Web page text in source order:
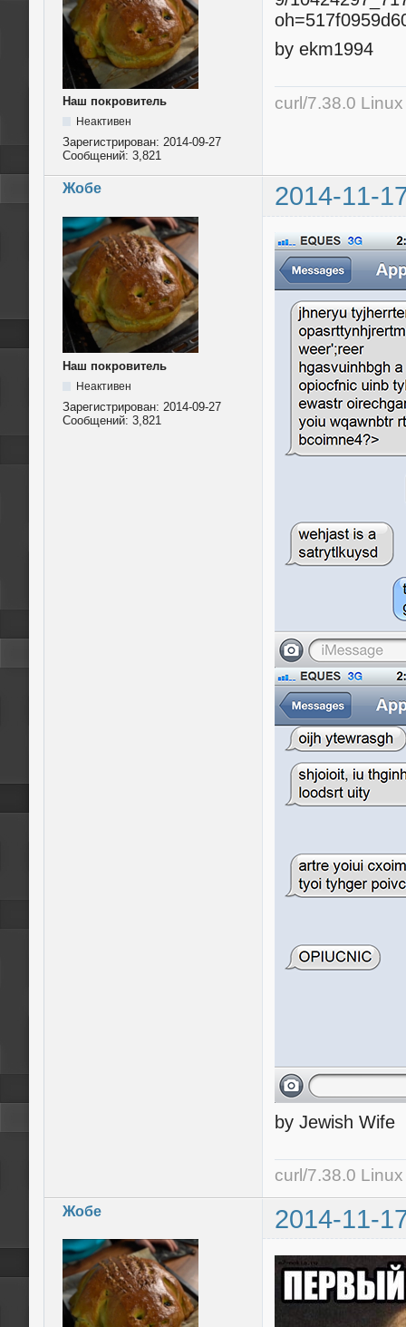
Наш покровитель
Неактивен
Зарегистрирован: 2014-09-27
Сообщений: 3,821
by ekm1994
curl/7.38.0
Жобе 2014-11-
Наш покровитель
Неактивен
Зарегистрирован: 2014-09-27
Сообщений: 3,821
by Jewish Wife
curl/7.38.0
Жобе 2014-11-